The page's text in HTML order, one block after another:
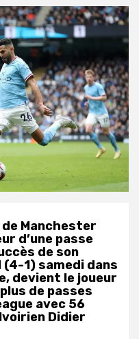
Manchester
d’une passe
de son
1) samedi dans
devient le joueur
de passes
avec 56
Didier